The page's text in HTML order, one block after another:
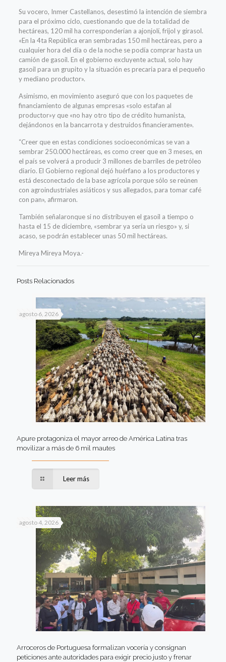
Su vocero, Inmer Castellanos, desestimó la intención de siembra
para el próximo ciclo, cuestionando que de la totalidad de
hectáreas, 120 mil ha corresponderían a ajonjolí, frijol y girasol.
«En la 4ta República eran sembradas 150 mil hectáreas, pero a
cualquier hora del día o de la noche se podía comprar hasta un
camión de gasoil. En el gobierno excluyente actual, solo hay
gasoil para un grupito y la situación es precaria para el pequeño
y mediano productor».
Asimismo, en movimiento aseguró que con los paquetes de
financiamiento de algunas empresas «solo estafan al
productor»y que «no hay otro tipo de crédito humanista,
dejándonos en la bancarrota y destruidos financieramente».
“Creer que en estas condiciones socioeconómicas se van a
sembrar 250.000 hectáreas, es como creer que en 3 meses, en
el país se volverá a producir 3 millones de barriles de petróleo
diario. El Gobierno regional dejó huérfano a los productores y
está desconectado de la base agrícola porque sólo se reúnen
con agroindustriales asiáticos y sus allegados, para tomar café
con pan», afirmaron.
También señalaronque si no distribuyen el gasoil a tiempo o
hasta el 15 de diciembre, «sembrar ya sería un riesgo» y, si
acaso, se podrán establecer unas 50 mil hectáreas.
Mireya Mireya Moya.-
Posts Relacionados
agosto 6, 2026
Apure protagoniza el mayor arreo de América Latina tras
movilizar a más de 6 mil mautes
Leer más
agosto 4, 2026
Arroceros de Portuguesa formalizan vocería y consignan
peticiones ante autoridades para exigir precio justo y frenar